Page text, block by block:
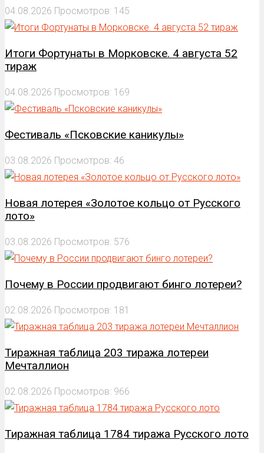
04.08.2026 Просмотров: 145
Итоги Фортунаты в Морковске. 4 августа 52
тираж
04.08.2026 Просмотров: 169
Фестиваль «Псковские каникулы»
03.08.2026 Просмотров: 46
Новая лотерея «Золотое кольцо от Русского
лото»
03.08.2026 Просмотров: 576
Почему в России продвигают бинго лотереи?
02.08.2026 Просмотров: 181
Тиражная таблица 203 тиража лотереи
Мечталлион
02.08.2026 Просмотров: 966
Тиражная таблица 1784 тиража Русского лото